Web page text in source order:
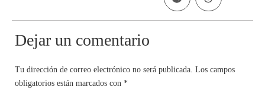
Dejar un comentario
Tu dirección de correo electrónico no será publicada. Los campos
obligatorios están marcados con *